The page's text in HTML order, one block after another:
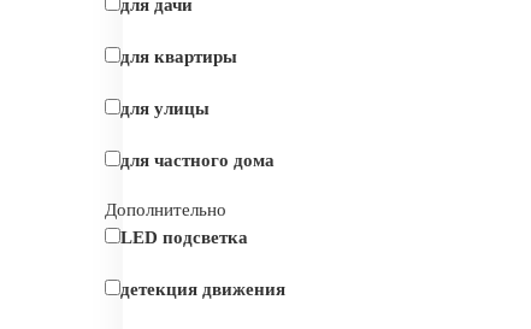
для дачи
для квартиры
для улицы
для частного дома
Дополнительно
LED подсветка
детекция движения